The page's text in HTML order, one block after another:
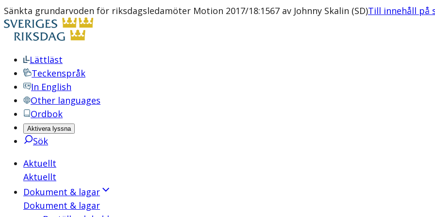
Sänkta grundarvoden för riksdagsledamöter Motion 2017/18:1567 av Johnny Skalin (SD)Till innehåll på
Lättläst
Teckenspråk
In English
Other languages
Ordbok
Aktivera lyssna
Sök
Aktuellt
Aktuellt
Dokument & lagar
Dokument & lagar